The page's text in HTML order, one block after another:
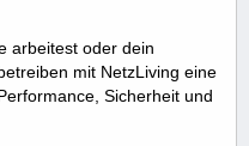
arbeitest oder dein
mit NetzLiving eine
Sicherheit und